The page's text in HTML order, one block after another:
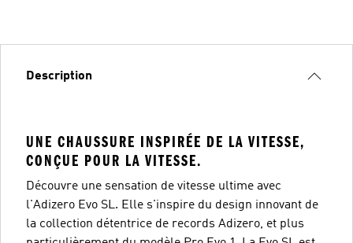
Description
UNE CHAUSSURE INSPIRÉE DE LA VITESSE,
CONÇUE POUR LA VITESSE.
Découvre une sensation de vitesse ultime avec
l'Adizero Evo SL. Elle s'inspire du design innovant de
la collection détentrice de records Adizero, et plus